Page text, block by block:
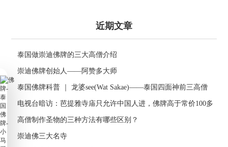
近期文章
泰国做崇迪佛牌的三大高僧介绍
崇迪佛牌创始人——阿赞多大师
泰国佛牌科普 ｜ 龙婆see(Wat Sakae)——泰国四面神前三高僧
电视台暗访：芭提雅寺庙只允许中国人进，佛牌高于常价100多
倍！
高僧制作圣物的三种方法有哪些区别？
崇迪佛三大名寺